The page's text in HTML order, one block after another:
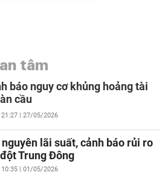
tâm
báo nguy cơ khủng hoảng tài
cầu
21:27 | 27/05/2026
nguyên lãi suất, cảnh báo rủi ro
Trung Đông
10:35 | 01/05/2026